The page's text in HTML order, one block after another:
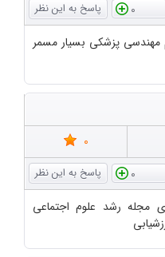
0
مهندسی پزشکی بسیار مسمر
0
0
مجله رشد علوم اجتماعی